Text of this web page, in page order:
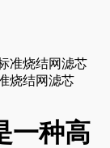
烧结网滤芯
一种高